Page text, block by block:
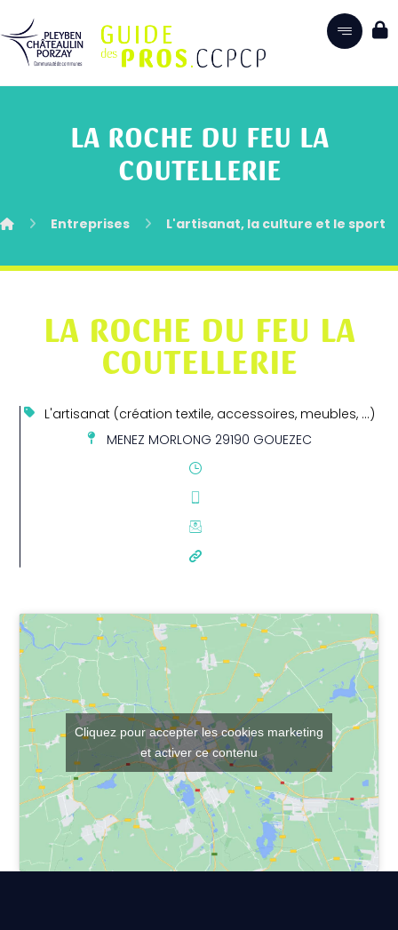
LA ROCHE DU FEU LA
COUTELLERIE
Entreprises L'artisanat, la culture et le sport
LA ROCHE DU FEU LA
COUTELLERIE
L'artisanat (création textile, accessoires, meubles, …)
MENEZ MORLONG 29190 GOUEZEC
Cliquez pour accepter les cookies marketing
et activer ce contenu